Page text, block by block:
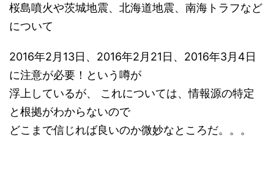
桜島噴火や茨城地震、北海道地震、南海トラフなど
について
2016年2月13日、2016年2月21日、2016年3月4日
に注意が必要！という噂が
浮上しているが、 これについては、情報源の特定
と根拠がわからないので
どこまで信じれば良いのか微妙なところだ。。。